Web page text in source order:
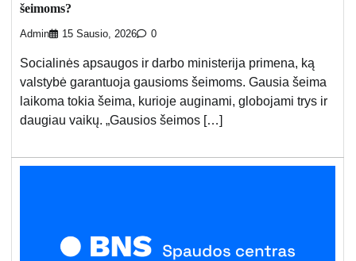
šeimoms?
Admin 15 Sausio, 2026 0
Socialinės apsaugos ir darbo ministerija primena, ką
valstybė garantuoja gausioms šeimoms. Gausia šeima
laikoma tokia šeima, kurioje auginami, globojami trys ir
daugiau vaikų. „Gausios šeimos […]